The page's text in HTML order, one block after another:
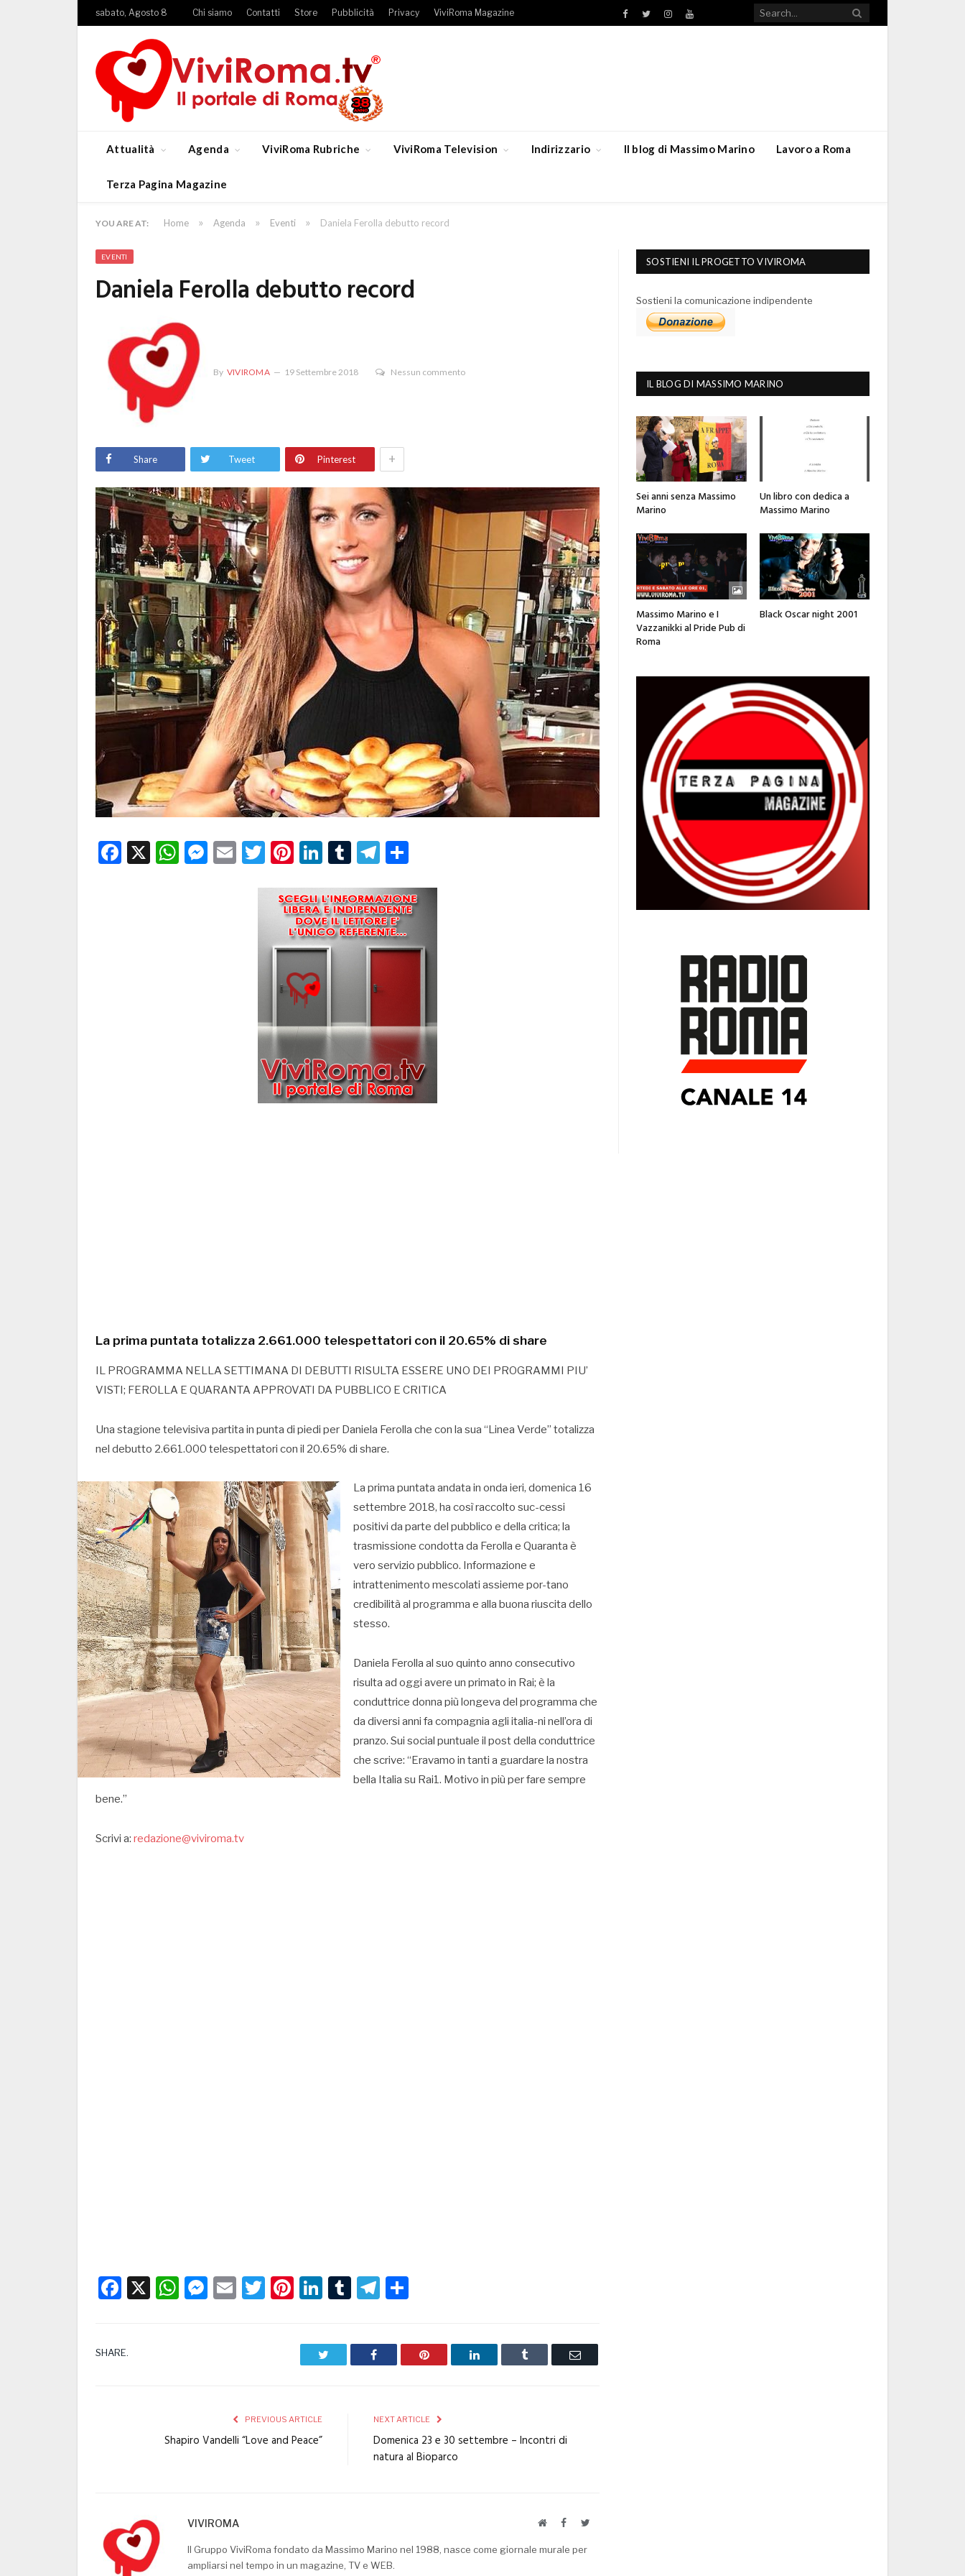
sabato, Agosto 8 Chi siamo Contatti Store Pubblicità Privacy ViviRoma Magazine Facebook
TwitterInstagramYouTube
Attualità Agenda ViviRoma Rubriche ViviRoma Television Indirizzario Il blog di Massimo Marino Lavoro a Roma
Terza Pagina Magazine
YOU ARE AT: Home » Agenda » Eventi » Daniela Ferolla debutto record
EVENTI
Daniela Ferolla debutto record
By VIVIROMA 19 Settembre 2018 Nessun commento
Share Tweet Pinterest +
Facebook
X WhatsApp
Messenger
EmailTwitter
Pinterest
LinkedIn
TumblrTelegram
La prima puntata totalizza 2.661.000 telespettatori con il 20.65% di share
IL PROGRAMMA NELLA SETTIMANA DI DEBUTTI RISULTA ESSERE UNO DEI PROGRAMMI PIU’
VISTI; FEROLLA E QUARANTA APPROVATI DA PUBBLICO E CRITICA
Una stagione televisiva partita in punta di piedi per Daniela Ferolla che con la sua “Linea Verde” totalizza
nel debutto 2.661.000 telespettatori con il 20.65% di share.
La prima puntata andata in onda ieri, domenica 16
settembre 2018, ha così raccolto suc-cessi
positivi da parte del pubblico e della critica; la
trasmissione condotta da Ferolla e Quaranta è
vero servizio pubblico. Informazione e
intrattenimento mescolati assieme por-tano
credibilità al programma e alla buona riuscita dello
stesso.
Daniela Ferolla al suo quinto anno consecutivo
risulta ad oggi avere un primato in Rai; è la
conduttrice donna più longeva del programma che
da diversi anni fa compagnia agli italia-ni nell’ora di
pranzo. Sui social puntuale il post della conduttrice
che scrive: “Eravamo in tanti a guardare la nostra
bella Italia su Rai1. Motivo in più per fare sempre
bene.”
Scrivi a: redazione@viviroma.tv
Facebook
X WhatsApp
Messenger
EmailTwitter
Pinterest
LinkedIn
TumblrTelegram
SHARE. Facebook Pinterest LinkedIn Tumblr Email
PREVIOUS ARTICLE
Shapiro Vandelli “Love and Peace”
NEXT ARTICLE
Domenica 23 e 30 settembre – Incontri di
natura al Bioparco
VIVIROMA WebsiteFacebookTwitter
Il Gruppo ViviRoma fondato da Massimo Marino nel 1988, nasce come giornale murale per
ampliarsi nel tempo in un magazine, TV e WEB.
SOSTIENI IL PROGETTO VIVIROMA
Sostieni la comunicazione indipendente
IL BLOG DI MASSIMO MARINO
Sei anni senza Massimo
Marino
Un libro con dedica a
Massimo Marino
Massimo Marino e I
Vazzanikki al Pride Pub di
Roma
Black Oscar night 2001